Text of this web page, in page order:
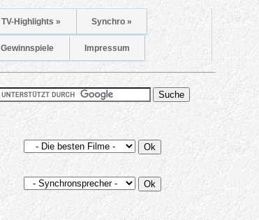
TV-Highlights » Synchro »
Gewinnspiele Impressum